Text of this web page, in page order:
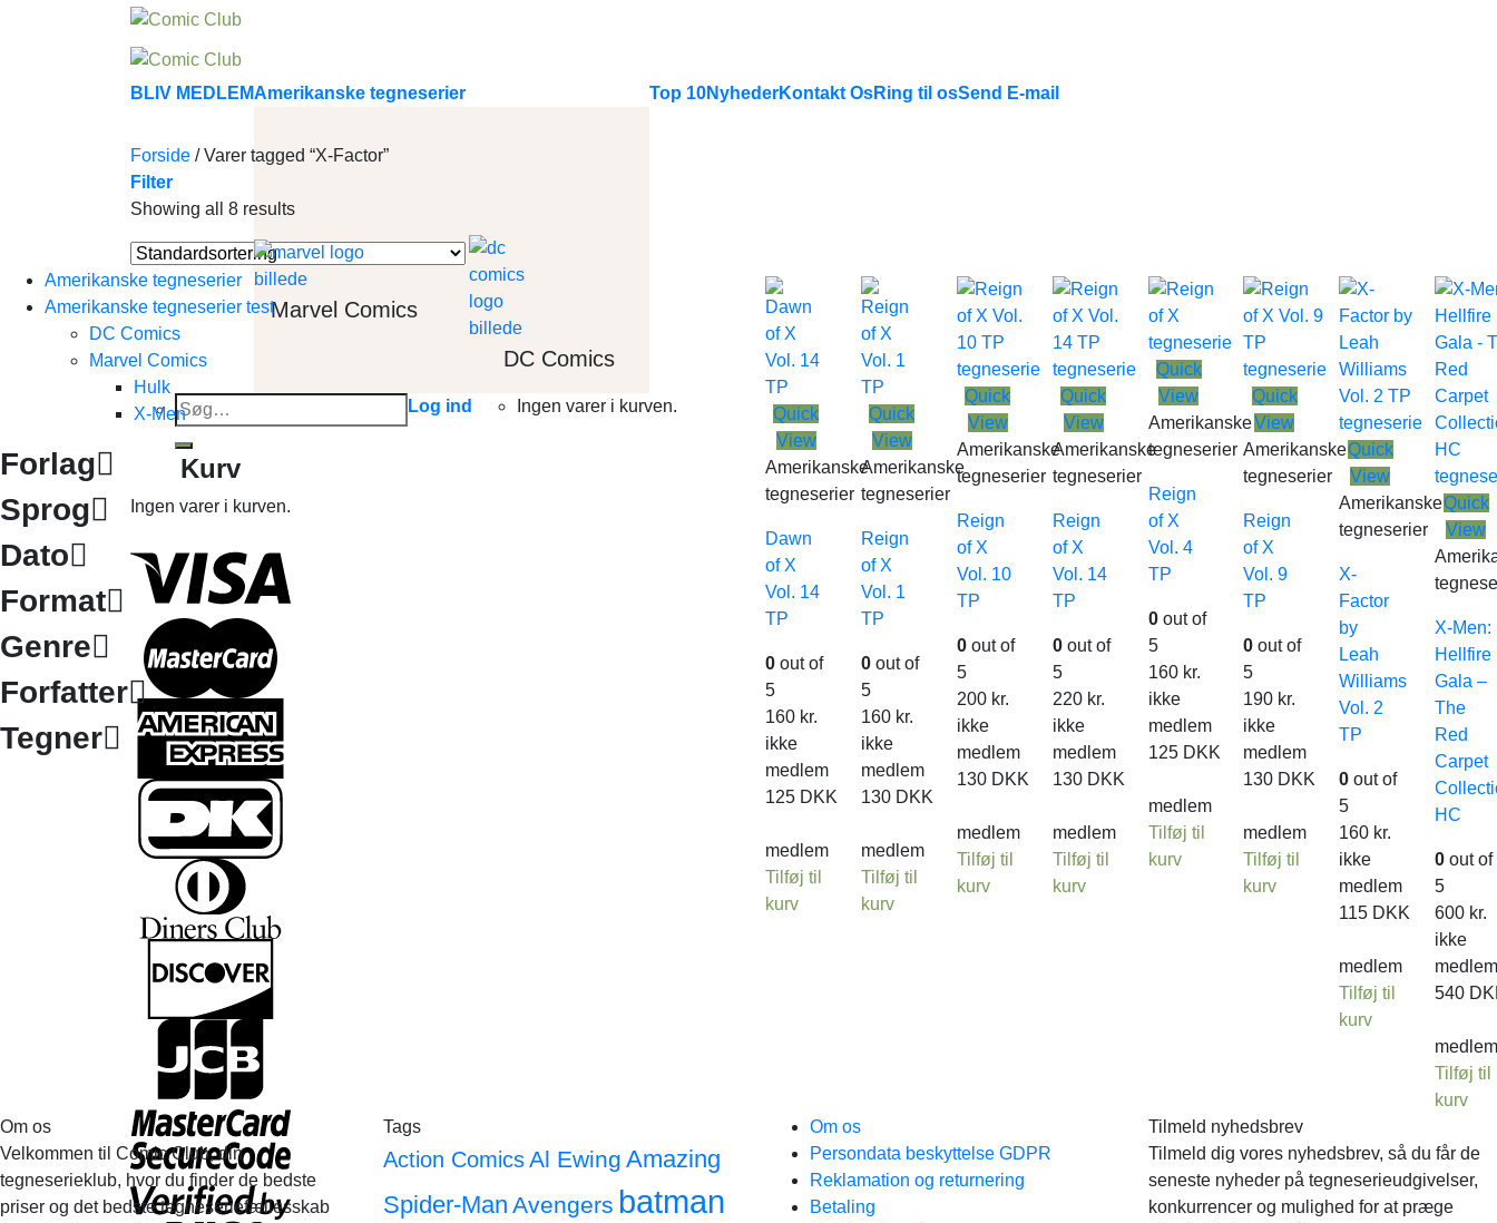
BLIV MEDLEMAmerikanske tegneserier
Marvel Comics
DC Comics
Top 10NyhederKontakt OsRing til osSend E-mail
Søg
efter:
Log ind Ingen varer i kurven.
Kurv
Ingen varer i kurven.
Forside /Varer tagged “X-Factor”
Filter
Showing all 8 results
Amerikanske tegneserier
Amerikanske tegneserier test
DC Comics
Marvel Comics
Hulk
X-Men
Forlag
Sprog
Dato
Format
Genre
Forfatter
Tegner
Quick
View
Amerikanske
tegneserier
Dawn
of X
Vol. 14
TP
0 out of
5
160 kr.
ikke
medlem
125 DKK
medlem
Tilføj til
kurv
Quick
View
Amerikanske
tegneserier
Reign
of X
Vol. 1
TP
0out of
5
160 kr.
ikke
medlem
130 DKK
medlem
Tilføj til
kurv
Quick
View
Amerikanske
tegneserier
Reign
of X
Vol. 10
TP
0out of
5
200 kr.
ikke
medlem
130 DKK
medlem
Tilføj til
kurv
Quick
View
Amerikanske
tegneserier
Reign
of X
Vol. 14
TP
0out of
5
220 kr.
ikke
medlem
130 DKK
medlem
Tilføj til
kurv
Quick
View
Amerikanske
tegneserier
Reign
of X
Vol. 4
TP
0out of
5
160 kr.
ikke
medlem
125 DKK
medlem
Tilføj til
kurv
Quick
View
Amerikanske
tegneserier
Reign
of X
Vol. 9
TP
0 out of
5
190 kr.
ikke
medlem
130 DKK
medlem
Tilføj til
kurv
Quick
View
Amerikanske
tegneserier
X-
Factor
by
Leah
Williams
Vol. 2
TP
0 out of
5
160 kr.
ikke
medlem
115 DKK
medlem
Tilføj til
kurv
Quick
View
X-Men:
Hellfire
Gala –
The
Red
Carpet
HC
0 out of
5
600 kr.
ikke
540
Tilføj til
kurv
Om os
Velkommen til Comic Club, din
tegneserieklub, hvor du finder de bedste
priser og det bedste tegneseriefællesskab
Tags
Action Comics Al Ewing Amazing
Spider-Man Avengers batman
Om os
Persondata beskyttelse GDPR
Reklamation og returnering
Betaling
Tilmeld nyhedsbrev
Tilmeld dig vores nyhedsbrev, så du får de
seneste nyheder på tegneserieudgivelser,
konkurrencer og mulighed for at præge